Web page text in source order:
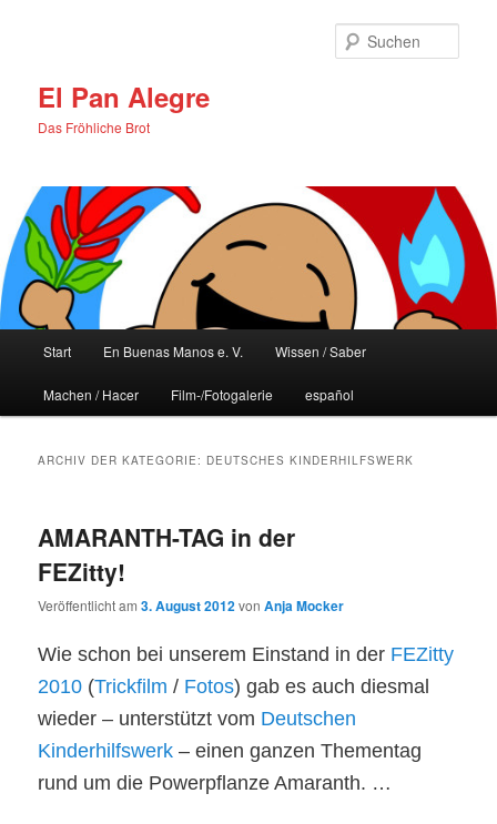
El Pan Alegre
Das Fröhliche Brot
Start En Buenas Manos e. V. Wissen / Saber
Machen / Hacer Film-/Fotogalerie español
ARCHIV DER KATEGORIE: DEUTSCHES KINDERHILFSWERK
AMARANTH-TAG in der
FEZitty!
Veröffentlicht am3. August 2012vonAnja Mocker
Wie schon bei unserem Einstand in der FEZitty
2010 (Trickfilm / Fotos) gab es auch diesmal
wieder – unterstützt vom Deutschen
Kinderhilfswerk – einen ganzen Thementag
rund um die Powerpflanze Amaranth. …